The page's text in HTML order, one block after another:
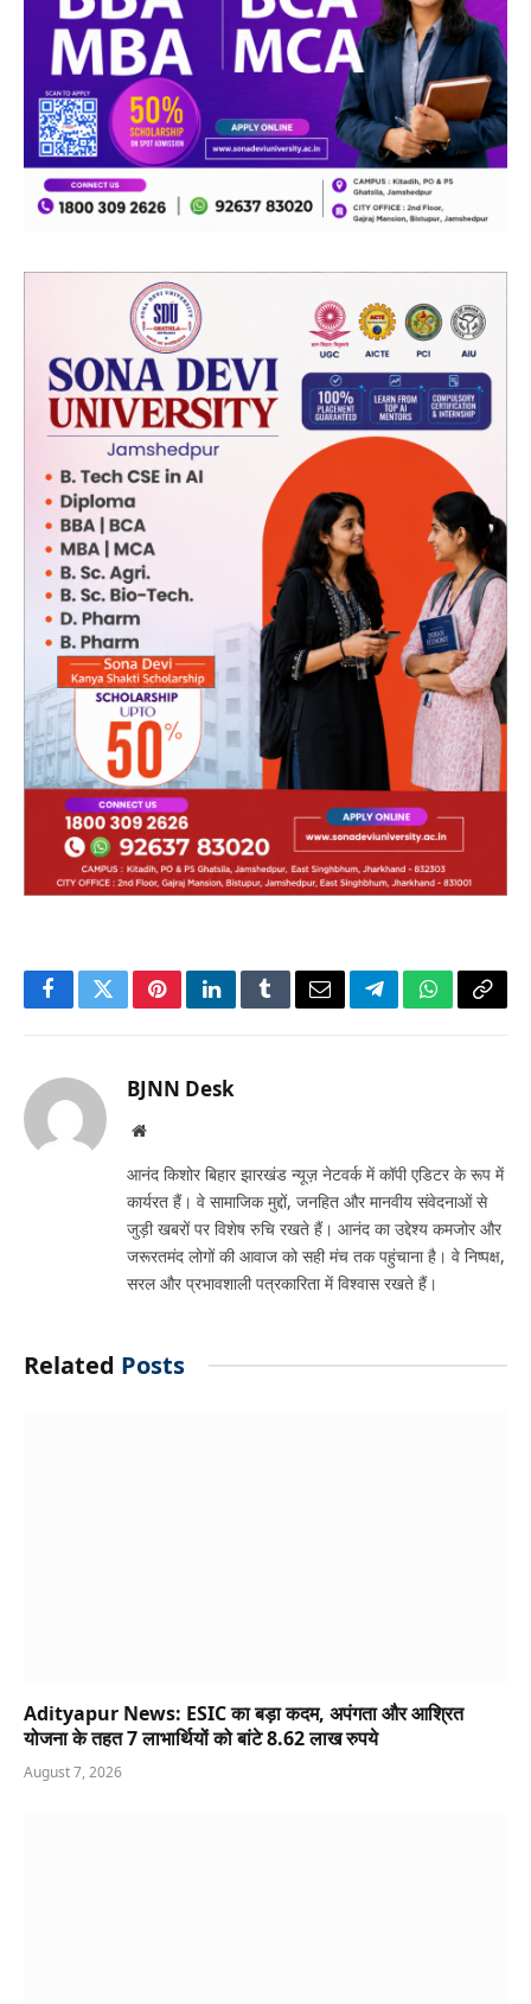
FacebookTwitterPinterestLinkedInTumblrEmailTelegramWhatsApp
Copy
BJNN Desk
Website
आनंद किशोर बिहार झारखंड न्यूज़ नेटवर्क में कॉपी एडिटर के रूप में
कार्यरत हैं। वे सामाजिक मुद्दों, जनहित और मानवीय संवेदनाओं से
जुड़ी खबरों पर विशेष रुचि रखते हैं। आनंद का उद्देश्य कमजोर और
जरूरतमंद लोगों की आवाज को सही मंच तक पहुंचाना है। वे निष्पक्ष,
सरल और प्रभावशाली पत्रकारिता में विश्वास रखते हैं।
Related Posts
Adityapur News: ESIC का बड़ा कदम, अपंगता और आश्रित
योजना के तहत 7 लाभार्थियों को बांटे 8.62 लाख रुपये
August 7, 2026